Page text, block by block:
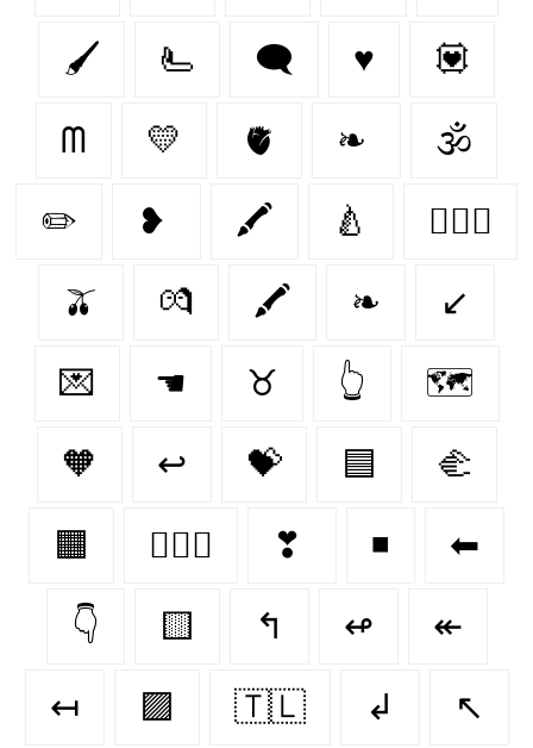
🖌️ 🫷 🗨 ♥️ 💟
ᗰ 💛 🫀 ❧ 🕉
✏️ ❥ 🖍 🍐 👨‍❤️‍👨
🫒 💏 🖍️ ❧ ↙
💌 ☚ ♉︎ 👆 🗺️
🧡 ↩ 💝 🟦 🫲
🟧 👩‍❤️‍👩 ❣ ◾ ⬅
👇 🟨 ↰ ↫ ↞
↤ 🟪 🇹🇱 ↲ ↖